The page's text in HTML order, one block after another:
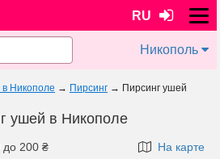
RU
Никополь
в Никополе → Пирсинг → Пирсинг ушей
ушей в Никополе
до 200 ₴ На карте